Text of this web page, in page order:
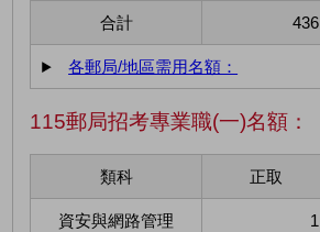
合計 436
各郵局/地區需用名額：
115郵局招考專業職(一)名額：
類科 正取
資安與網路管理 1